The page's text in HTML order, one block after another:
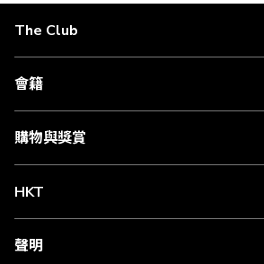
The Club
關於 The Club
合作夥伴
媒體中心
會籍
會籍及專屬禮遇
賺取積分
購物與獎賞
物流與配送
Club Shopping 商品領取站
常見問題
HKT
csl.
1010
聲明